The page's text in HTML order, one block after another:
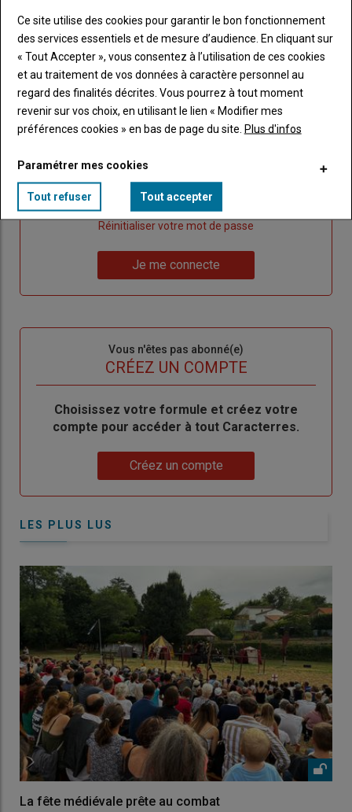
Publicité
Sous-
titre
Vous êtes abonné(e)
TITRE IDENTIFIEZ-VOUS
Body
Connectez-vous à votre compte pour profiter
de votre abonnement
Lien
de
Réinitialiser votre mot de passe
me
Je me connecte
Vous n'êtes pas abonné(e)
CRÉEZ UN COMPTE
BodyChoisissez votre formule et créez votre
compte pour accéder à tout Caracterres.
Créez un compte
LES PLUS LUS
La fête médiévale prête au combat
Ce site utilise des cookies pour garantir le bon fonctionnement
des services essentiels et de mesure d’audience. En cliquant sur
« Tout Accepter », vous consentez à l’utilisation de ces cookies
et au traitement de vos données à caractère personnel au
regard des finalités décrites. Vous pourrez à tout moment
revenir sur vos choix, en utilisant le lien « Modifier mes
préférences cookies » en bas de page du site. Plus d'infos
Paramétrer mes cookies
Tout refuser Tout accepter